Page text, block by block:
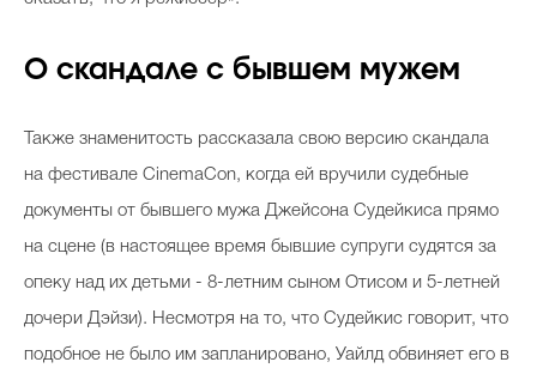
О скандале с бывшем мужем
Также знаменитость рассказала свою версию скандала
на фестивале CinemaCon, когда ей вручили судебные
документы от бывшего мужа Джейсона Судейкиса прямо
на сцене (в настоящее время бывшие супруги судятся за
опеку над их детьми - 8-летним сыном Отисом и 5-летней
дочери Дэйзи). Несмотря на то, что Судейкис говорит, что
подобное не было им запланировано, Уайлд обвиняет его в